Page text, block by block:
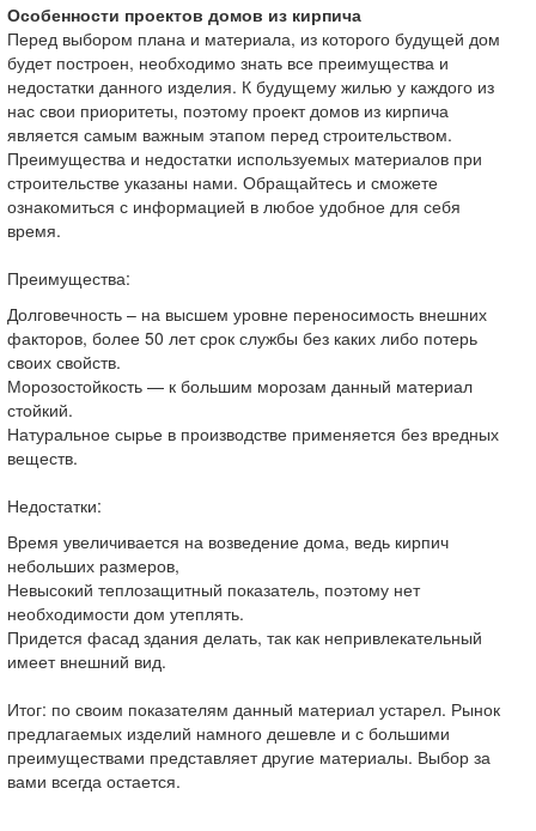
Особенности проектов домов из кирпича
Перед выбором плана и материала, из которого будущей дом
будет построен, необходимо знать все преимущества и
недостатки данного изделия. К будущему жилью у каждого из
нас свои приоритеты, поэтому проект домов из кирпича
является самым важным этапом перед строительством.
Преимущества и недостатки используемых материалов при
строительстве указаны нами. Обращайтесь и сможете
ознакомиться с информацией в любое удобное для себя
время.
Преимущества:
Долговечность – на высшем уровне переносимость внешних
факторов, более 50 лет срок службы без каких либо потерь
своих свойств.
Морозостойкость — к большим морозам данный материал
стойкий.
Натуральное сырье в производстве применяется без вредных
веществ.
Недостатки:
Время увеличивается на возведение дома, ведь кирпич
небольших размеров,
Невысокий теплозащитный показатель, поэтому нет
необходимости дом утеплять.
Придется фасад здания делать, так как непривлекательный
имеет внешний вид.
Итог: по своим показателям данный материал устарел. Рынок
предлагаемых изделий намного дешевле и с большими
преимуществами представляет другие материалы. Выбор за
вами всегда остается.